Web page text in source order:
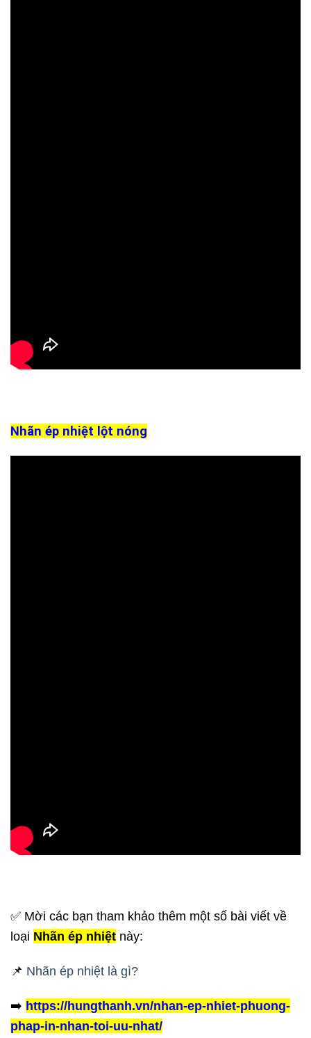
Nhãn ép nhiệt lột nóng
✅ Mời các bạn tham khảo thêm một số bài viết về
loại Nhãn ép nhiệt này:
📌 Nhãn ép nhiệt là gì?
➡️ https://hungthanh.vn/nhan-ep-nhiet-phuong-
phap-in-nhan-toi-uu-nhat/